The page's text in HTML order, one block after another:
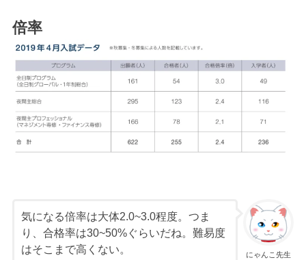
倍率
にゃんこ先生
気になる倍率は大体2.0~3.0程度。つま
り、合格率は30~50%ぐらいだね。難易度
はそこまで高くない。